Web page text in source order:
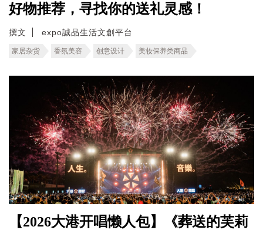
好物推荐，寻找你的送礼灵感！
撰文 expo誠品生活文創平台
家居杂货 香氛美容 创意设计 美妆保养类商品
【2026大港开唱懒人包】《葬送的芙莉